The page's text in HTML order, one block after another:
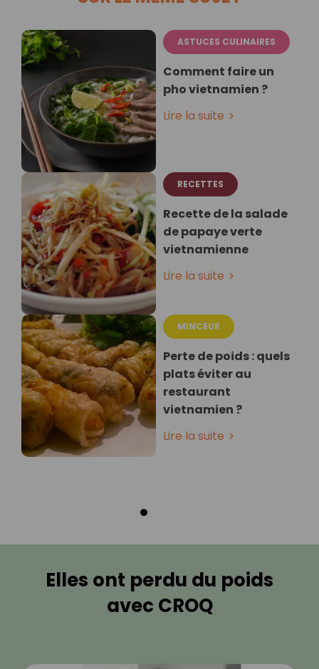
ASTUCES CULINAIRES
Comment faire un
pho vietnamien ?
Lire la suite
RECETTES
Recette de la salade
de papaye verte
vietnamienne
Lire la suite
MINCEUR
Perte de poids : quels
plats éviter au
restaurant
vietnamien ?
Lire la suite
Elles ont perdu du poids
avec CROQ